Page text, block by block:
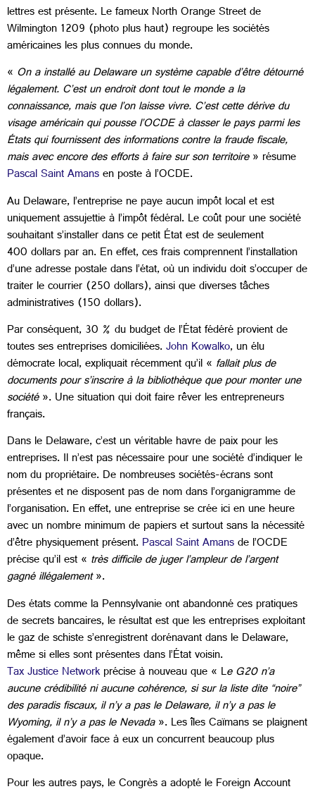
lettres est présente. Le fameux North Orange Street de
Wilmington 1209 (photo plus haut) regroupe les sociétés
américaines les plus connues du monde.
« On a installé au Delaware un système capable d’être détourné
légalement. C’est un endroit dont tout le monde a la
connaissance, mais que l’on laisse vivre. C’est cette dérive du
visage américain qui pousse l’OCDE à classer le pays parmi les
États qui fournissent des informations contre la fraude fiscale,
mais avec encore des efforts à faire sur son territoire» résume
Pascal Saint Amansen poste à l’OCDE.
Au Delaware, l’entreprise ne paye aucun impôt local et est
uniquement assujettie à l’impôt fédéral. Le coût pour une société
souhaitant s’installer dans ce petit État est de seulement
400 dollars par an. En effet, ces frais comprennent l’installation
d’une adresse postale dans l’état, où un individu doit s’occuper de
traiter le courrier (250 dollars), ainsi que diverses tâches
administratives (150 dollars).
Par conséquent, 30 % du budget de l’État fédéré provient de
toutes ses entreprises domiciliées.John Kowalko, un élu
démocrate local, expliquait récemment qu’il « fallait plus de
documents pour s’inscrire à la bibliothèque que pour monter une
société». Une situation qui doit faire rêver les entrepreneurs
français.
Dans le Delaware, c’est un véritable havre de paix pour les
entreprises. Il n’est pas nécessaire pour une société d’indiquer le
nom du propriétaire. De nombreuses sociétés-écrans sont
présentes et ne disposent pas de nom dans l’organigramme de
l’organisation. En effet, une entreprise se crée ici en une heure
avec un nombre minimum de papiers et surtout sans la nécessité
d’être physiquement présent.Pascal Saint Amansde l’OCDE
précise qu’il est « très difficile de juger l’ampleur de l’argent
gagné illégalement».
Des états comme la Pennsylvanie ont abandonné ces pratiques
de secrets bancaires, le résultat est que les entreprises exploitant
le gaz de schiste s’enregistrent dorénavant dans le Delaware,
même si elles sont présentes dans l’État voisin.
Tax Justice Networkprécise à nouveau que « Le G20 n’a
aucune crédibilité ni aucune cohérence, si sur la liste dite “noire”
des paradis fiscaux, il n’y a pas le Delaware, il n’y a pas le
Wyoming, il n’y a pas le Nevada». Les îles Caïmans se plaignent
également d’avoir face à eux un concurrent beaucoup plus
opaque.
Pour les autres pays, le Congrès a adopté le Foreign Account